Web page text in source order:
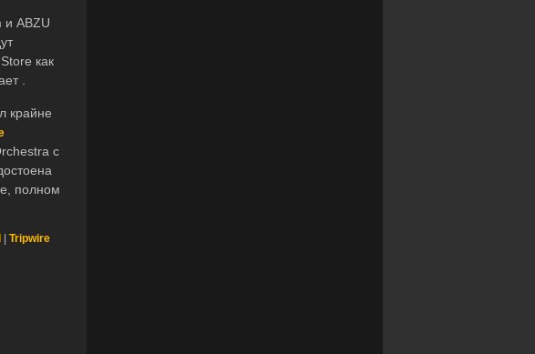
и ABZU
как
.
крайне
с
полном
Tripwire